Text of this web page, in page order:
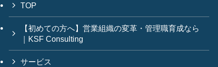
TOP
【初めての方へ】営業組織の変革・管理職育成なら
｜KSF Consulting
サービス